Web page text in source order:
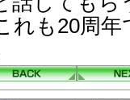
れも20周